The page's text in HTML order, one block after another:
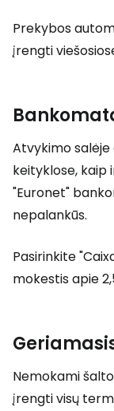
Prekybos
įrengti
Atvykimo salėje
keityklose, kaip
"Euronet"
nepalankūs.
Pasirinkite
mokestis apie
Nemokami
įrengti visų